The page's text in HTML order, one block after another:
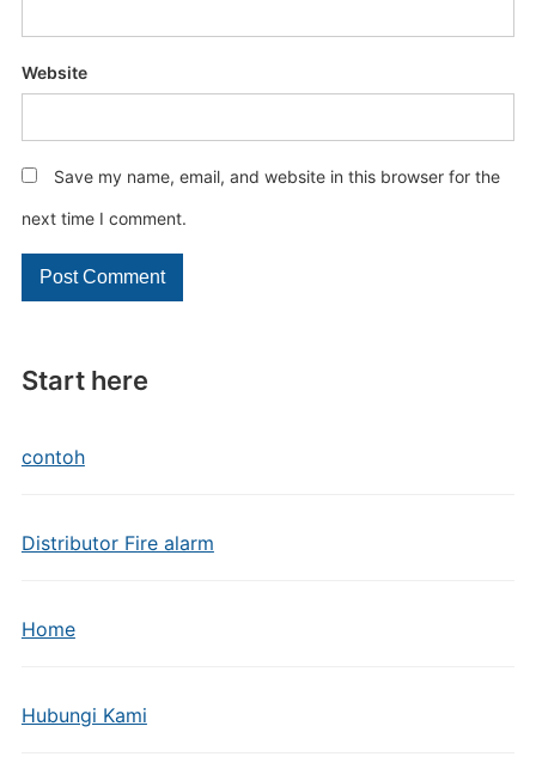
Start here
contoh
Distributor Fire alarm
Home
Hubungi Kami
Website
Save my name, email, and website in this browser for the
next time I comment.